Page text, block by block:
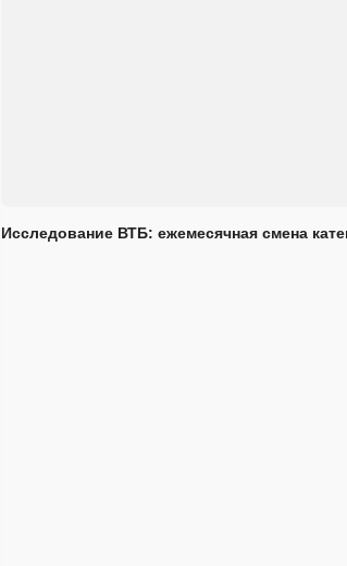
Исследование ВТБ: ежемесячная смена